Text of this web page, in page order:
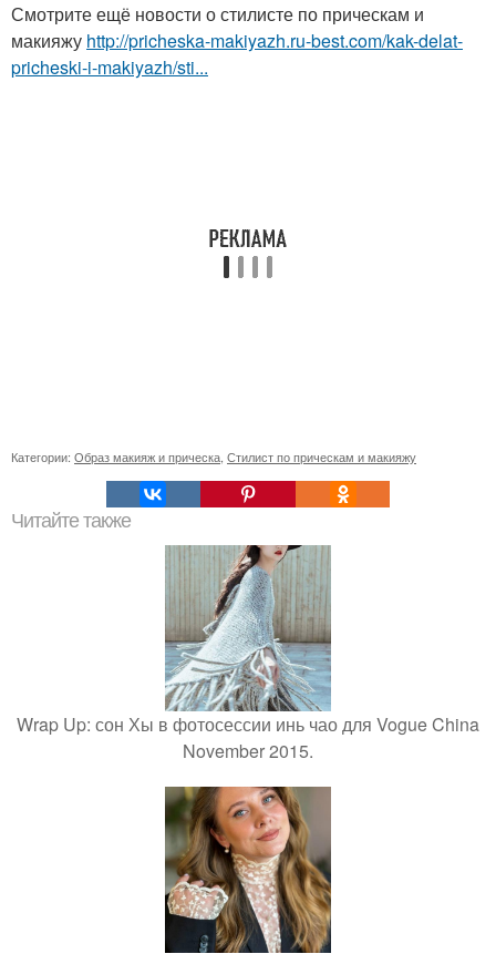
Смотрите ещё новости о стилисте по прическам и
макияжу http://pricheska-makiyazh.ru-best.com/kak-delat-
pricheski-i-makiyazh/sti...
Категории: Образ макияж и прическа Стилист по прическам и макияжу
Читайте также
Wrap Up: сон Хы в фотосессии инь чао для Vogue China
November 2015.